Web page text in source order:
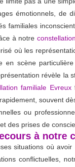
émotionnels, de
familiales
à notre
où les
en scène
révèle la
familiale Evreux
souvent
ou
des prises de
à notre
situations où
conflictuelles,